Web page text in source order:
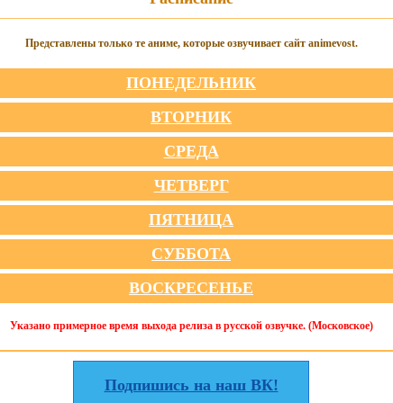
Представлены только те аниме, которые озвучивает сайт animevost.
ПОНЕДЕЛЬНИК
ВТОРНИК
СРЕДА
ЧЕТВЕРГ
ПЯТНИЦА
СУББОТА
ВОСКРЕСЕНЬЕ
Указано примерное время выхода релиза в русской озвучке. (Московское)
Подпишись на наш ВК!